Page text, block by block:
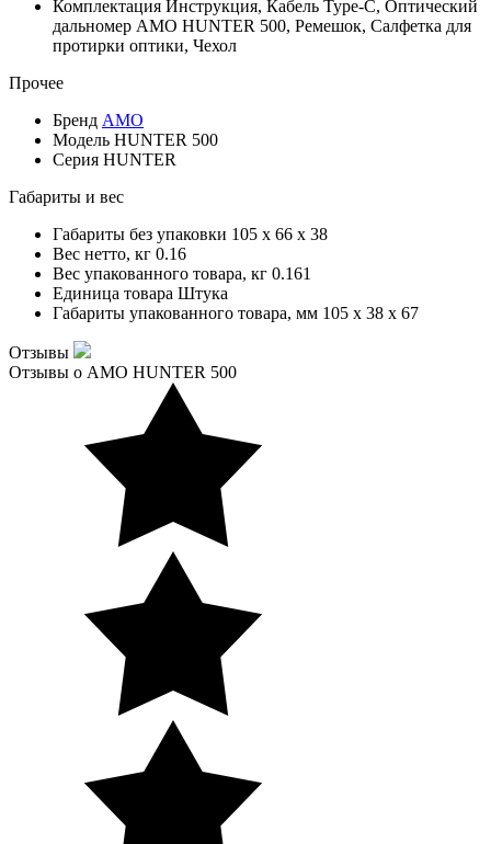
Комплектация Инструкция, Кабель Type-C, Оптический
дальномер AMO HUNTER 500, Ремешок, Салфетка для
протирки оптики, Чехол
Прочее
Бренд AMO
Модель HUNTER 500
Серия HUNTER
Габариты и вес
Габариты без упаковки 105 x 66 x 38
Вес нетто, кг 0.16
Вес упакованного товара, кг 0.161
Единица товара Штука
Габариты упакованного товара, мм 105 x 38 x 67
Отзывы
Отзывы о AMO HUNTER 500